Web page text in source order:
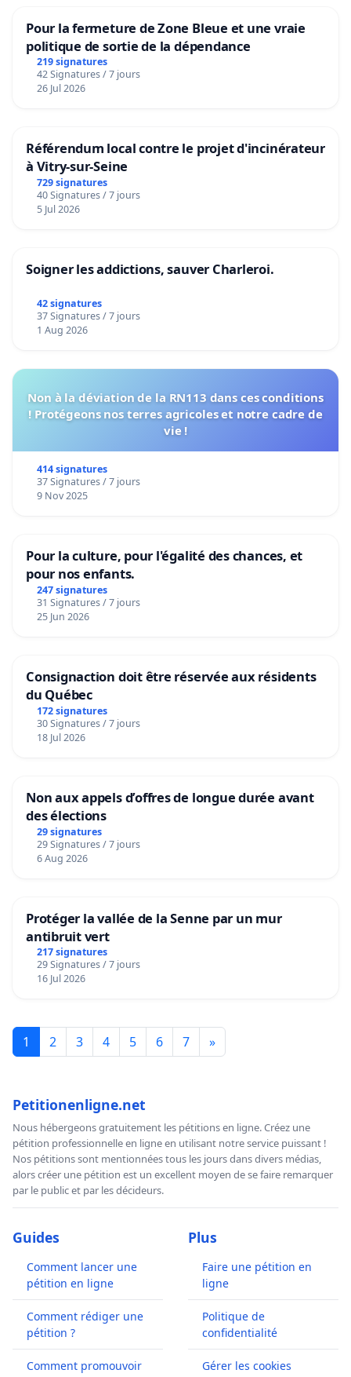
Pour la fermeture de Zone Bleue et une vraie
politique de sortie de la dépendance
219 signatures
42 Signatures / 7 jours
26 Jul 2026
Référendum local contre le projet d'incinérateur
à Vitry-sur-Seine
729 signatures
40 Signatures / 7 jours
5 Jul 2026
Soigner les addictions, sauver Charleroi.
42 signatures
37 Signatures / 7 jours
1 Aug 2026
Non à la déviation de la RN113 dans ces conditions
! Protégeons nos terres agricoles et notre cadre de
vie !
414 signatures
37 Signatures / 7 jours
9 Nov 2025
Pour la culture, pour l'égalité des chances, et
pour nos enfants.
247 signatures
31 Signatures / 7 jours
25 Jun 2026
Consignaction doit être réservée aux résidents
du Québec
172 signatures
30 Signatures / 7 jours
18 Jul 2026
Non aux appels d’offres de longue durée avant
des élections
29 signatures
29 Signatures / 7 jours
6 Aug 2026
Protéger la vallée de la Senne par un mur
antibruit vert
217 signatures
29 Signatures / 7 jours
16 Jul 2026
1 2 3 4 5 6 7 »
Petitionenligne.net
Nous hébergeons gratuitement les pétitions en ligne. Créez une
pétition professionnelle en ligne en utilisant notre service puissant !
Nos pétitions sont mentionnées tous les jours dans divers médias,
alors créer une pétition est un excellent moyen de se faire remarquer
par le public et par les décideurs.
Guides
Comment lancer une
pétition en ligne
Comment rédiger une
pétition ?
Comment promouvoir
Plus
Faire une pétition en
ligne
Politique de
confidentialité
Gérer les cookies